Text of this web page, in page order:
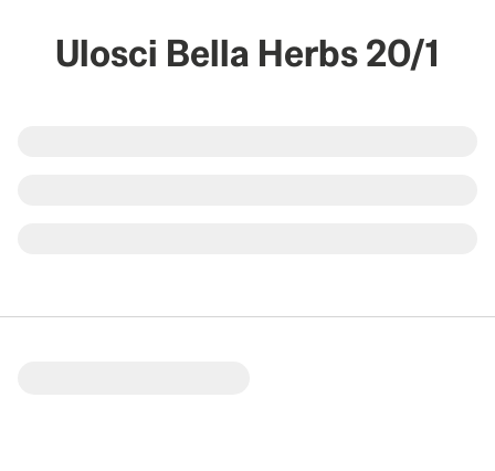
Ulosci Bella Herbs 20/1